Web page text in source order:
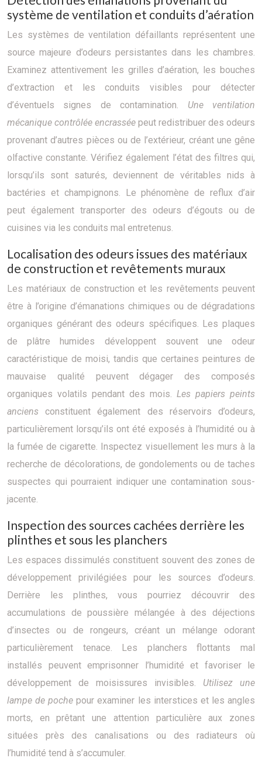
système de ventilation et conduits d’aération
Les systèmes de ventilation défaillants représentent une
source majeure d’odeurs persistantes dans les chambres.
Examinez attentivement les grilles d’aération, les bouches
d’extraction et les conduits visibles pour détecter
d’éventuels signes de contamination. Une ventilation
mécanique contrôlée encrassée peut redistribuer des odeurs
provenant d’autres pièces ou de l’extérieur, créant une gêne
olfactive constante. Vérifiez également l’état des filtres qui,
lorsqu’ils sont saturés, deviennent de véritables nids à
bactéries et champignons. Le phénomène de reflux d’air
peut également transporter des odeurs d’égouts ou de
cuisines via les conduits mal entretenus.
Localisation des odeurs issues des matériaux
de construction et revêtements muraux
Les matériaux de construction et les revêtements peuvent
être à l’origine d’émanations chimiques ou de dégradations
organiques générant des odeurs spécifiques. Les plaques
de plâtre humides développent souvent une odeur
caractéristique de moisi, tandis que certaines peintures de
mauvaise qualité peuvent dégager des composés
organiques volatils pendant des mois. Les papiers peints
anciensconstituent également des réservoirs d’odeurs,
particulièrement lorsqu’ils ont été exposés à l’humidité ou à
la fumée de cigarette. Inspectez visuellement les murs à la
recherche de décolorations, de gondolements ou de taches
suspectes qui pourraient indiquer une contamination sous-
jacente.
Inspection des sources cachées derrière les
plinthes et sous les planchers
Les espaces dissimulés constituent souvent des zones de
développement privilégiées pour les sources d’odeurs.
Derrière les plinthes, vous pourriez découvrir des
accumulations de poussière mélangée à des déjections
d’insectes ou de rongeurs, créant un mélange odorant
particulièrement tenace. Les planchers flottants mal
installés peuvent emprisonner l’humidité et favoriser le
développement de moisissures invisibles. Utilisez une
lampe de pochepour examiner les interstices et les angles
morts, en prêtant une attention particulière aux zones
situées près des canalisations ou des radiateurs où
l’humidité tend à s’accumuler.